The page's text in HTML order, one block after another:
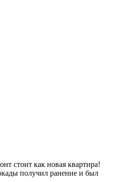
стоит как новая квартира!
получил ранение и был